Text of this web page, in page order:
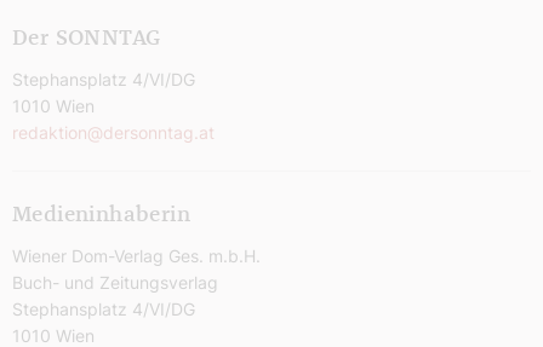
Der SONNTAG
Stephansplatz 4/VI/DG
1010 Wien
redaktion@dersonntag.at
Medieninhaberin
Wiener Dom-Verlag Ges. m.b.H.
Buch- und Zeitungsverlag
Stephansplatz 4/VI/DG
1010 Wien